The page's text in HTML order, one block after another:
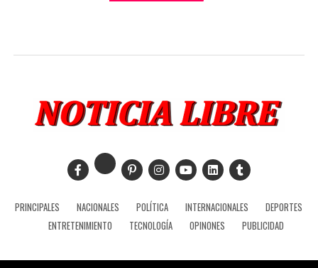
PRINCIPALES NACIONALES POLÍTICA INTERNACIONALES
DEPORTES
ENTRETENIMIENTO
TECNOLOGÍA OPINONES PUBLICIDAD